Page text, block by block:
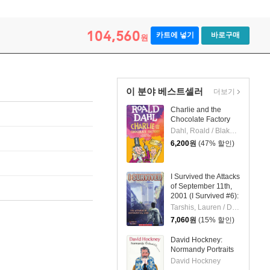
104,560원 카트에 넣기 바로구매
이 분야 베스트셀러
Charlie and the
Chocolate Factory
Dahl, Roald / Blake, Quentin
6,200원 (47% 할인)
I Survived the Attacks
of September 11th,
2001 (I Survived #6):
Volume 6
Tarshis, Lauren / Dawson, Scott
7,060원 (15% 할인)
David Hockney:
Normandy Portraits
David Hockney
더보기